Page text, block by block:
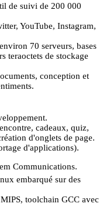
de suivi de 200 000
YouTube, Instagram,
70 serveurs, bases
teraoctets de stockage
conception et
cadeaux, quiz,
d'onglets de page.
d'applications).
Communications.
embarqué sur des
toolchain GCC avec